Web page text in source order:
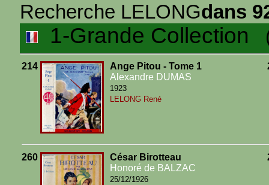
Recherche LELONGdans
1-Grande Collection
214
Ange Pitou - Tome 1
Alexandre DUMAS
1923
LELONG René
260
César Birotteau
Honoré de BALZAC
25/12/1926